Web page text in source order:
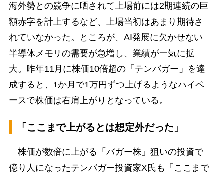
海外勢との競争に晒されて上場前には2期連続の巨
額赤字を計上するなど、上場当初はあまり期待さ
れていなかった。ところが、AI発展に欠かせない
半導体メモリの需要が急増し、業績が一気に拡
大。昨年11月に株価10倍超の「テンバガー」を達
成すると、1か月で1万円ずつ上げるようなハイペ
ースで株価は右肩上がりとなっている。
「ここまで上がるとは想定外だった」
株価が数倍に上がる「バガー株」狙いの投資で
億り人になったテンバガー投資家X氏も「ここまで